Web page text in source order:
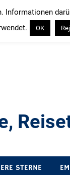
STERNE
OK